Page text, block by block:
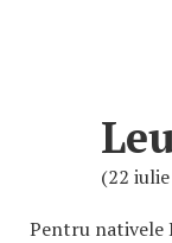
(22
Pentru nativele